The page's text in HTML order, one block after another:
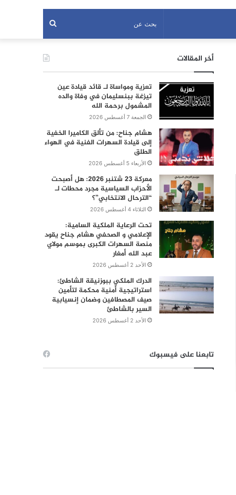
بحث
عن أخر المقالات
تعزية ومواساة لـ قائد قيادة عين
تيزغة ببنسليمان في وفاة والده
المشمول برحمة الله
الجمعة 7 أغسطس 2026
هشام جناح: من تألق الكاميرا الخفية
إلى قيادة السهرات الفنية في الهواء
الطلق
الأربعاء 5 أغسطس 2026
معركة 23 شتنبر 2026: هل أصبحت
الأحزاب السياسية مجرد محطات لـ
“الترحال الانتخابي”؟
الثلاثاء 4 أغسطس 2026
تحت الرعاية الملكية السامية:
الإعلامي و الصحفي هشام جناح يقود
منصة السهرات الكبرى بموسم مولاي
عبد الله أمغار
الأحد 2 أغسطس 2026
الدرك الملكي ببوزنيقة الشاطئ:
استراتيجية أمنية محكمة لتأمين
صيف المصطافين وضمان إنسيابية
السير بالشاطئ
الأحد 2 أغسطس 2026
تابعنا على فيسبوك